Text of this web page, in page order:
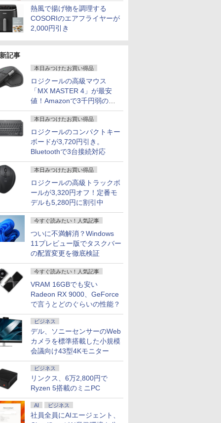
熱風で揚げ物を調理する
COSORIのエアフライヤーが
2,000円引き
記事
本日みつけたお買い得品
ロジクールの高級マウス
「MX MASTER 4」が最安
値！Amazonで3千円弱の割
引
本日みつけたお買い得品
ロジクールのコンパクトキー
ボードが3,720円引き。
Bluetoothで3台接続対応
本日みつけたお買い得品
ロジクールの高級トラックボ
ールが3,320円オフ！定番モ
デルも5,280円に割引中
今すぐ読みたい！人気記事
ついに不満解消？Windows
11プレビュー版でタスクバー
の配置変更を徹底検証
今すぐ読みたい！人気記事
VRAM 16GBでも安い
Radeon RX 9000、GeForce
で言うとどのぐらいの性能？
ビジネス
デル、ソニーセンサーのWeb
カメラを標準搭載した小規模
会議向け43型4Kモニター
ビジネス
リンクス、6万2,800円で
Ryzen 5搭載のミニPC
AI ビジネス
社員全員にAIエージェント、